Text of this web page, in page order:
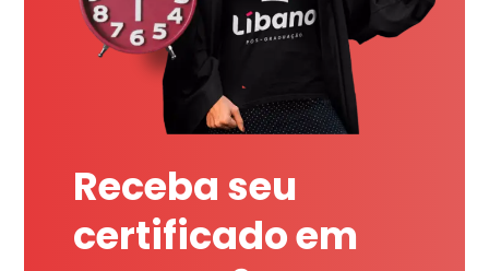
Receba seu
certificado em